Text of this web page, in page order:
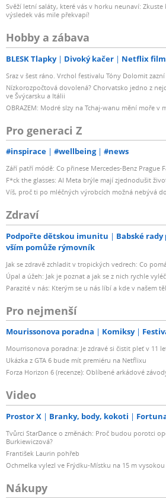
Svěží letní saláty, které vás v horku neunaví:
výsledek vás mile překvapí!
Hobby a zábava
BLESK Tlapky Divoký kačer Netflix
Sraz v šest ráno. Vrchol festivalu Tóny Dolomit
Nízkorozpočtová dovolená? Chorvatsko jedno z
ve Švýcarsku a Itálii
OBRAZEM: Modré slzy na Tchaj-wanu mění moře v
Pro generaci Z
#inspirace #wellbeing #news
Září patří módě: Co přinese Mercedes-Benz Prague
F*ck the glasses: AI Meta brýle mají zjednodušit
Víš, proč ti po mléčných výrobcích možná nebývá
Zdraví
Podpořte dětskou imunitu Babské
vším pomůže rýmovník
Jak se zdravě zchladit v tropických vedrech: Co
Úpal a úžeh: Jak je poznat a jak se z nich rychle
Parazité v nás: Kterým se u nás líbí a kde v našem
Pro nejmenší
Mourissonova poradna Komiksy
Mourrisonova poradna: Je zdravé si čistit pleť v 11
Ukázka z GTA 6 bude mít premiéru na Netflixu
Forza Horizon 6 (recenze): Oblíbené arkádové
Video
Prostor X Branky, body, kokoti
Tvůrci StarDance o změnách: Proč budou porotci
Burkiewiczová?
František Laurin pohřeb
Ochmelka vylezl ve Frýdku-Místku na 15 m
Nákupy